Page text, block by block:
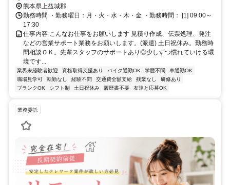
熊本県上益城郡
勤務時間 ・勤務曜日：月・火・水・木・金 ・勤務時間： [1] 09:00～
17:30
仕事内容 こんなお仕事をお願いします 見積り作成、伝票処理、発注
などの営業サポート業務をお願いします。(派遣) 土日祝休み。勤務時
間相談ＯＫ。先輩スタッフのサポートあり◎少しずつ慣れていける環
境です...
業界未経験者歓迎 資格取得支援あり バイク通勤OK 学歴不問
車通勤OK
職場見学可
転勤なし 経験不問 交通費全額支給 残業なし
研修あり
ブランクOK
シフト制 土日祝休み 履歴書不要 友達と応募OK
業務委託